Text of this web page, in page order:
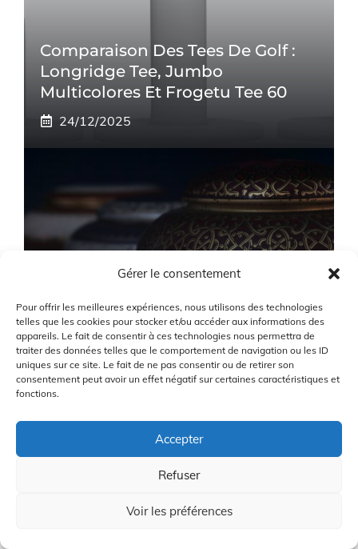
Gérer le consentement
Pour offrir les meilleures expériences, nous utilisons des technologies
telles que les cookies pour stocker et/ou accéder aux informations des
appareils. Le fait de consentir à ces technologies nous permettra de
traiter des données telles que le comportement de navigation ou les ID
uniques sur ce site. Le fait de ne pas consentir ou de retirer son
consentement peut avoir un effet négatif sur certaines caractéristiques et
fonctions.
Accepter
Refuser
Voir les préférences
Comparaison Des Tees De Golf :
Longridge Tee, Jumbo
Multicolores Et Frogetu Tee 60
24/12/2025
Caddy Pro Vs Caddy Traditionnel
24/12/2025
Performance et style au rendez-
vous !